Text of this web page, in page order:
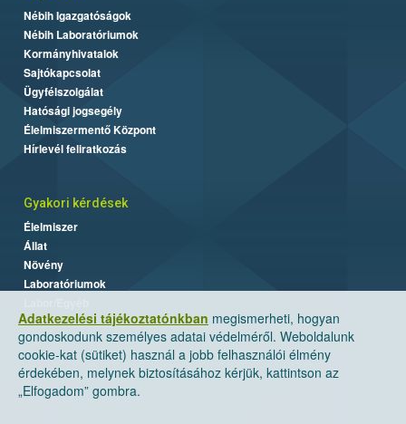
Adatkezelési tájékoztatónkban megismerheti, hogyan
gondoskodunk személyes adatai védelméről. Weboldalunk
cookie-kat (sütiket) használ a jobb felhasználói élmény
érdekében, melynek biztosításához kérjük, kattintson az
„Elfogadom” gombra.
Nébih Igazgatóságok
Nébih Laboratóriumok
Kormányhivatalok
Sajtókapcsolat
Ügyfélszolgálat
Hatósági jogsegély
Élelmiszermentő Központ
Hírlevél feliratkozás
Gyakori kérdések
Élelmiszer
Állat
Növény
Laboratóriumok